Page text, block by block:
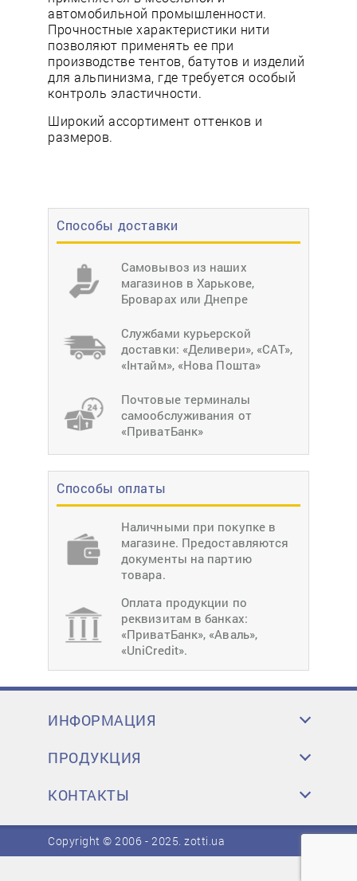
Способы доставки
Самовывоз из наших
магазинов в Харькове,
Броварах или Днепре
Службами курьерской
доставки: «Деливери», «САТ»,
«Інтайм», «Нова Пошта»
Почтовые терминалы
самообслуживания от
«ПриватБанк»
Способы оплаты
Наличными при покупке в
магазине. Предоставляются
документы на партию
товара.
Оплата продукции по
реквизитам в банках:
«ПриватБанк», «Аваль»,
«UniCredit».
автомобильной промышленности.
Прочностные характеристики нити
позволяют применять ее при
производстве тентов, батутов и изделий
для альпинизма, где требуется особый
контроль эластичности.
Широкий ассортимент оттенков и
размеров.
ИНФОРМАЦИЯ
ПРОДУКЦИЯ
КОНТАКТЫ
Copyright © 2006 - 2025.zotti.ua